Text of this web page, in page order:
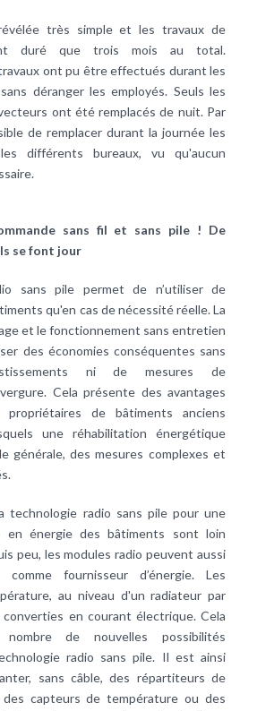
révélée très simple et les travaux de
duré que trois mois au total.
ont pu être effectués durant les
déranger les employés. Seuls les
ont été remplacés de nuit. Par
de remplacer durant la journée les
différents bureaux, vu qu'aucun
sans fil et sans pile ! De
se font jour
sans pile permet de n’utiliser de
qu'en cas de nécessité réelle. La
et le fonctionnement sans entretien
des économies conséquentes sans
ni de mesures de
Cela présente des avantages
de bâtiments anciens
une réhabilitation énergétique
générale, des mesures complexes et
technologie radio sans pile pour une
en énergie des bâtiments sont loin
peu, les modules radio peuvent aussi
fournisseur d’énergie. Les
au niveau d'un radiateur par
en courant électrique. Cela
de nouvelles possibilités
radio sans pile. Il est ainsi
sans câble, des répartiteurs de
capteurs de température ou des